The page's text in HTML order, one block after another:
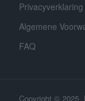
Privacyverklaring
Algemene
FAQ
Copyright © 2025,